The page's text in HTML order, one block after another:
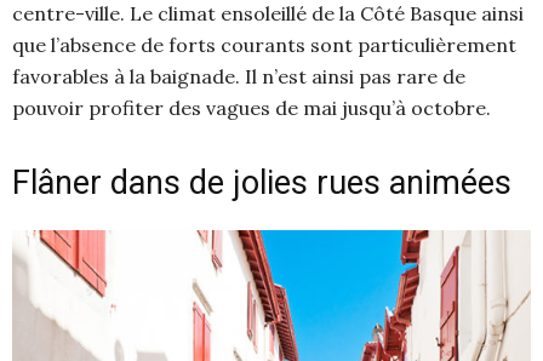
centre-ville. Le climat ensoleillé de la Côté Basque ainsi
que l’absence de forts courants sont particulièrement
favorables à la baignade. Il n’est ainsi pas rare de
pouvoir profiter des vagues de mai jusqu’à octobre.
Flâner dans de jolies rues animées